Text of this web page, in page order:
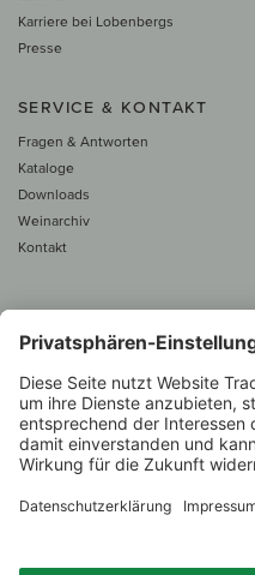
Karriere bei Lobenbergs
Presse
SERVICE & KONTAKT
Fragen & Antworten
Kataloge
Downloads
Weinarchiv
Kontakt
1.000 Winzer –